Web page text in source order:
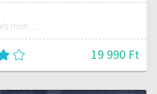
Dobos Áron - FEI ló masszás és manuálterapeuta
19 990 Ft